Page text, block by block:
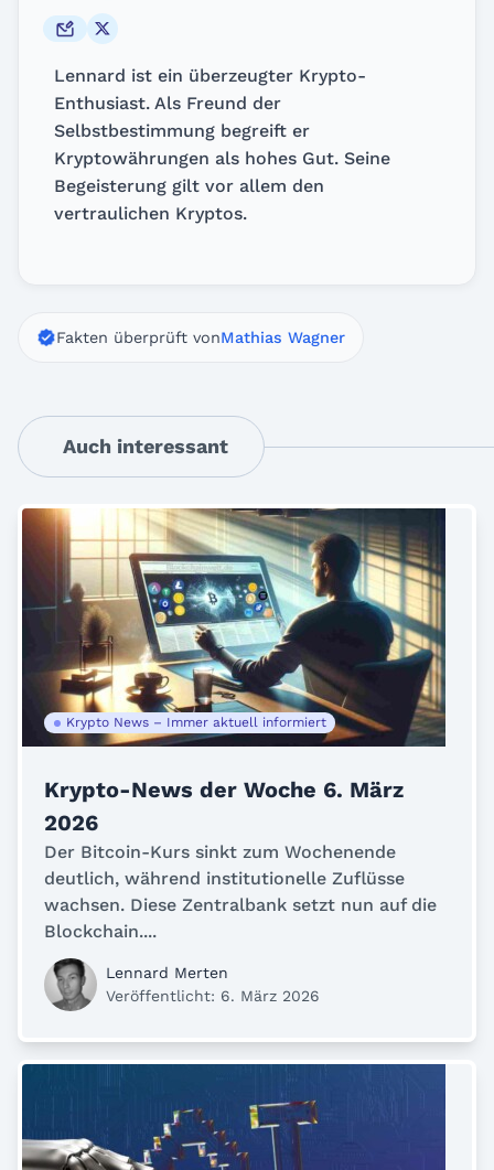
Lennard ist ein überzeugter Krypto-
Enthusiast. Als Freund der
Selbstbestimmung begreift er
Kryptowährungen als hohes Gut. Seine
Begeisterung gilt vor allem den
vertraulichen Kryptos.
Fakten überprüft vonMathias Wagner
Auch interessant
Krypto News – Immer aktuell informiert
Krypto-News der Woche 6. März
2026
Der Bitcoin-Kurs sinkt zum Wochenende
deutlich, während institutionelle Zuflüsse
wachsen. Diese Zentralbank setzt nun auf die
Blockchain....
Lennard Merten
Veröffentlicht: 6. März 2026